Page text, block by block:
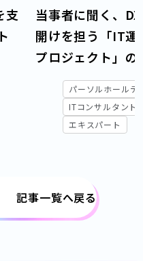
支
当事者に聞く、
開けを担う「IT運
プロジェクト」の
なるターゲット
パーソルホールデ
ITコンサルタント
エキスパート
記事一覧へ戻る